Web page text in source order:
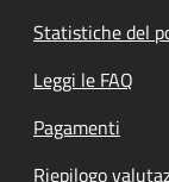
Statistiche del
Leggi le FAQ
Pagamenti
Riepilogo